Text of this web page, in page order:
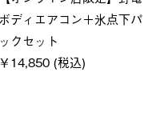
ボディエアコン＋氷点下パ
ックセット
￥14,850 (税込)